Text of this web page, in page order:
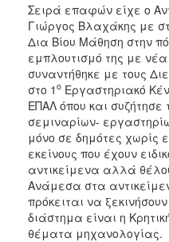
Σειρά επαφών είχε ο
Γιώργος Βλαχάκης με
Δια Βίου Μάθηση στην
εμπλουτισμό της με
συναντήθηκε με τους
στο 1 ο Εργαστηριακό
ΕΠΑΛ όπου και
σεμιναρίων-
μόνο σε δημότες χωρίς
εκείνους που έχουν
αντικείμενα αλλά
Ανάμεσα στα
πρόκειται να
διάστημα είναι η
θέματα μηχανολογίας.